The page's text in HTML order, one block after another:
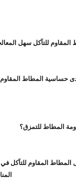
مدى حساسية المطاط
المطاط المقاوم